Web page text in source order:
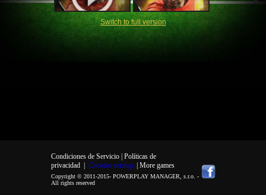
Switch to full version
Condiciones de Servicio | Políticas de
privacidad| Cookies settings | More games
Copyright © 2011-2015- POWERPLAY MANAGER, s.r.o. -
All rights reserved